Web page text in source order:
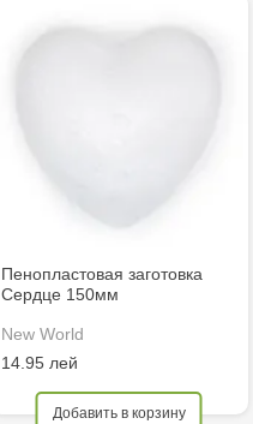
Пенопластовая заготовка
Сердце 150мм
New World
14.95 лей
Добавить в корзину